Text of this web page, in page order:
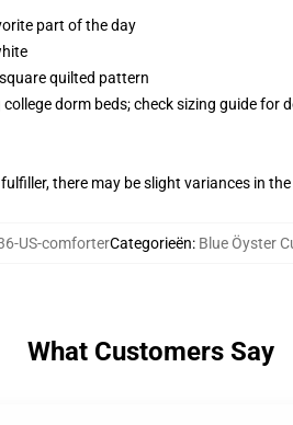
part of the day
quilted pattern
dorm beds; check sizing guide for
there may be slight variances in
US-comforterCategorieën: Blue Öyster
What Customers Say